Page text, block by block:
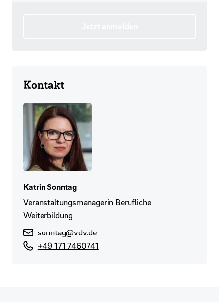
Kontakt
Katrin Sonntag
Veranstaltungsmanagerin Berufliche
Weiterbildung
sonntag@vdv.de
+49 171 7460741